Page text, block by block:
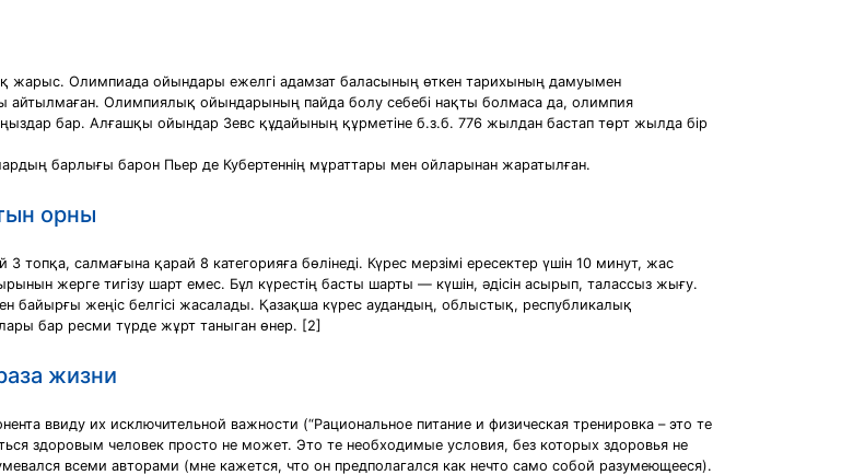
жарыс. Олимпиада ойындары ежелгі адамзат баласының өткен тарихының дамуымен
айтылмаған. Олимпиялық ойындарының пайда болу себебі нақты болмаса да, олимпия
бар. Алғашқы ойындар Зевс құдайының құрметіне б.з.б. 776 жылдан бастап төрт жылда бір
барлығы барон Пьер де Кубертеннің мұраттары мен ойларынан жаратылған.
орны
топқа, салмағына қарай 8 категорияға бөлінеді. Күрес мерзімі ересектер үшін 10 минут, жас
жерге тигізу шарт емес. Бұл күрестің басты шарты — күшін, әдісін асырып, талассыз жығу.
байырғы жеңіс белгісі жасалады. Қазақша күрес аудандың, облыстық, республикалық
бар ресми түрде жұрт таныган өнер. [2]
жизни
ввиду их исключительной важности (“Рациональное питание и физическая тренировка – это те
здоровым человек просто не может. Это те необходимые условия, без которых здоровья не
всеми авторами (мне кажется, что он предполагался как нечто само собой разумеющееся).